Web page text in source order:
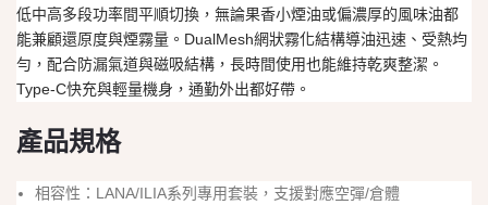
低中高多段功率間平順切換，無論果香小煙油或偏濃厚的風味油都
能兼顧還原度與煙霧量。DualMesh網狀霧化結構導油迅速、受熱均
勻，配合防漏氣道與磁吸結構，長時間使用也能維持乾爽整潔。
Type-C快充與輕量機身，通勤外出都好帶。
產品規格
相容性：LANA/ILIA系列專用套裝，支援對應空彈/倉體